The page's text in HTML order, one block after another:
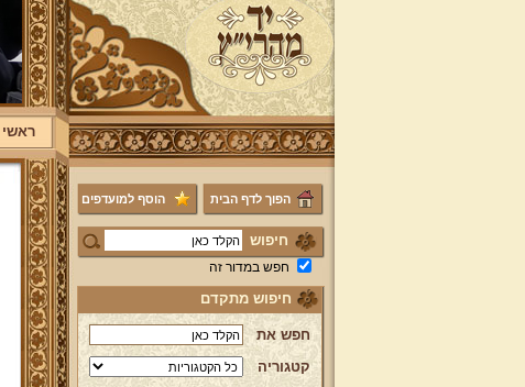
ראשי
הפוך לדף הבית הוסף למועדפים
חיפוש
חפש במדור זה
חיפוש מתקדם
חפש את
קטגוריה